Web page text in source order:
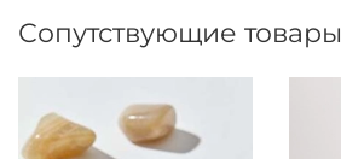
Сопутствующие товары